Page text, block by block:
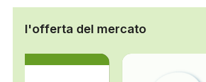
l'offerta del mercato